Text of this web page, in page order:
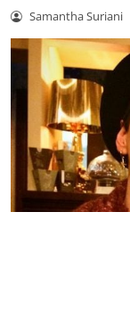
Samantha Suriani